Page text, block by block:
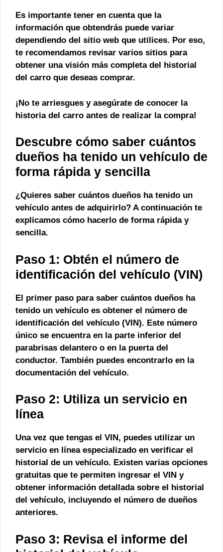
Es importante tener en cuenta que la
información que obtendrás puede variar
dependiendo del sitio web que utilices. Por eso,
te recomendamos revisar varios sitios para
obtener una visión más completa del historial
del carro que deseas comprar.
¡No te arriesgues y asegúrate de conocer la
historia del carro antes de realizar la compra!
Descubre cómo saber cuántos
dueños ha tenido un vehículo de
forma rápida y sencilla
¿Quieres saber cuántos dueños ha tenido un
vehículo antes de adquirirlo? A continuación te
explicamos cómo hacerlo de forma rápiday
sencilla.
Paso 1: Obtén el número de
identificación del vehículo (VIN)
El primer paso para saber cuántos dueños ha
tenido un vehículo es obtener el número de
identificación del vehículo (VIN). Este número
único se encuentra en la parte inferior del
parabrisas delantero o en la puerta del
conductor. También puedes encontrarlo en la
documentación del vehículo.
Paso 2: Utiliza un servicio en
línea
Una vez que tengas el VIN, puedes utilizar un
servicio en línea especializado en verificar el
historial de un vehículo. Existen varias opciones
gratuitas que te permiten ingresar el VIN y
obtener información detallada sobre el historial
del vehículo, incluyendo el número de dueños
anteriores.
Paso 3: Revisa el informe del